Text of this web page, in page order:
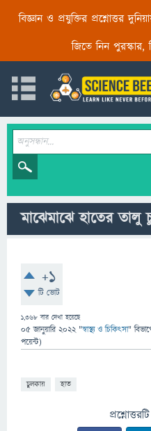
বিজ্ঞান ও প্রযুক্তির প্রশ্নোত্তর
জিতে নিন পুরস্কার,
মাঝেমাঝে হাতের
+1
টি ভোট
1,368 বার দেখা হয়েছে
05 জানুয়ারি 2022 "স্বাস্থ্য ও চিকিৎসা"
পয়েন্ট)
চুলকায় হাত